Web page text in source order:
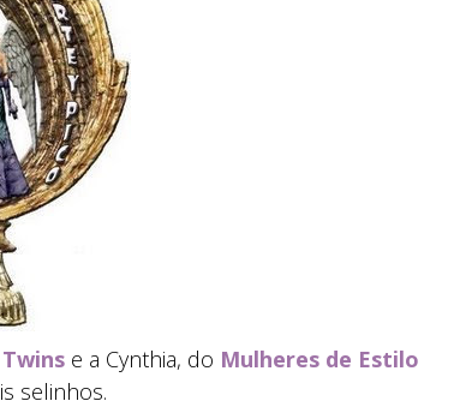
e a Cynthia, do Mulheres de Estilo
selinhos.